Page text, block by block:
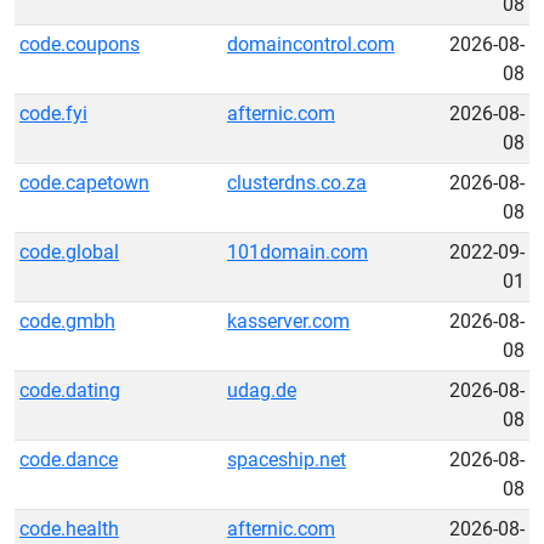
code.coupons
domaincontrol.com
2026-08-
08
code.fyi
afternic.com
2026-08-
08
code.capetown
clusterdns.co.za
2026-08-
08
code.global
101domain.com
2022-09-
01
code.gmbh
kasserver.com
2026-08-
08
code.dating
udag.de
2026-08-
08
code.dance
spaceship.net
2026-08-
08
code.health
afternic.com 2026-08-